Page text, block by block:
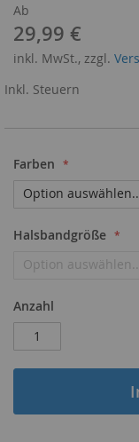
Ab
29,99 €
inkl. MwSt., zzgl.
Inkl. Steuern
Farben
Halsbandgröße
Anzahl